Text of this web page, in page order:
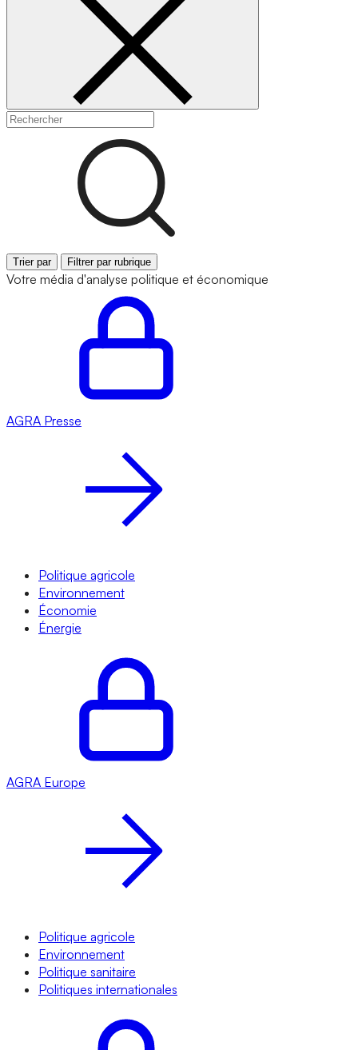
Trier par Filtrer par rubrique
Votre média d'analyse politique et économique
AGRA Presse
Politique agricole
Environnement
Économie
Énergie
AGRA Europe
Politique agricole
Environnement
Politique sanitaire
Politiques internationales